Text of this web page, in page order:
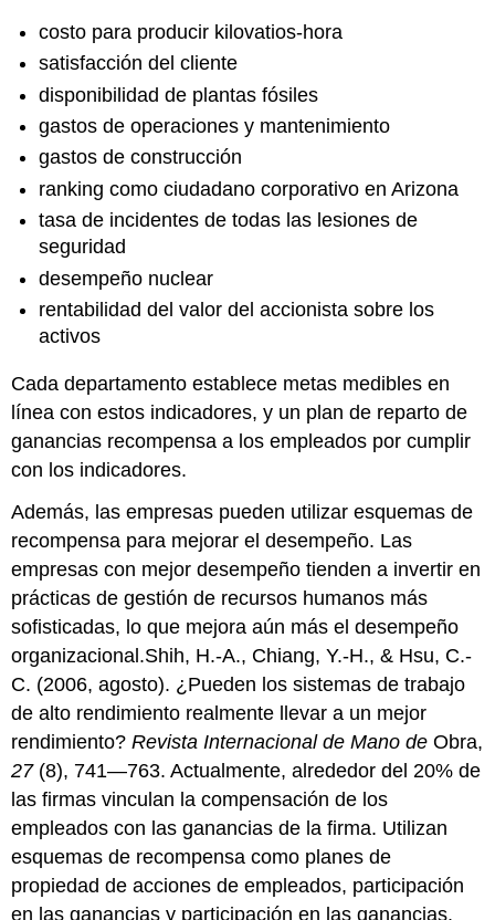
costo para producir kilovatios-hora
satisfacción del cliente
disponibilidad de plantas fósiles
gastos de operaciones y mantenimiento
gastos de construcción
ranking como ciudadano corporativo en Arizona
tasa de incidentes de todas las lesiones de
seguridad
desempeño nuclear
rentabilidad del valor del accionista sobre los
activos
Cada departamento establece metas medibles en
línea con estos indicadores, y un plan de reparto de
ganancias recompensa a los empleados por cumplir
con los indicadores.
Además, las empresas pueden utilizar esquemas de
recompensa para mejorar el desempeño. Las
empresas con mejor desempeño tienden a invertir en
prácticas de gestión de recursos humanos más
sofisticadas, lo que mejora aún más el desempeño
organizacional.Shih, H.-A., Chiang, Y.-H., & Hsu, C.-
C. (2006, agosto). ¿Pueden los sistemas de trabajo
de alto rendimiento realmente llevar a un mejor
rendimiento?Revista Internacional de Mano de Obra,
27(8), 741—763. Actualmente, alrededor del 20% de
las firmas vinculan la compensación de los
empleados con las ganancias de la firma. Utilizan
esquemas de recompensa como planes de
propiedad de acciones de empleados, participación
en las ganancias y participación en las ganancias.